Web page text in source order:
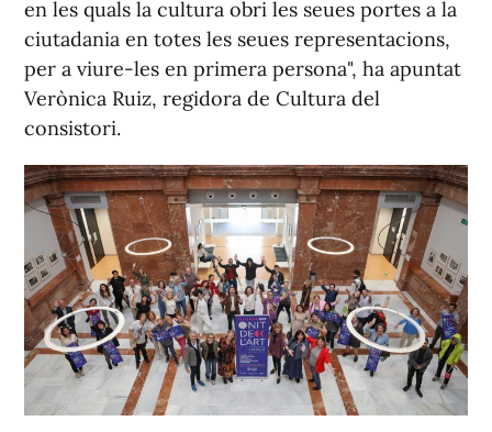
en les quals la cultura obri les seues portes a la
ciutadania en totes les seues representacions,
per a viure-les en primera persona", ha apuntat
Verònica Ruiz, regidora de Cultura del
consistori.